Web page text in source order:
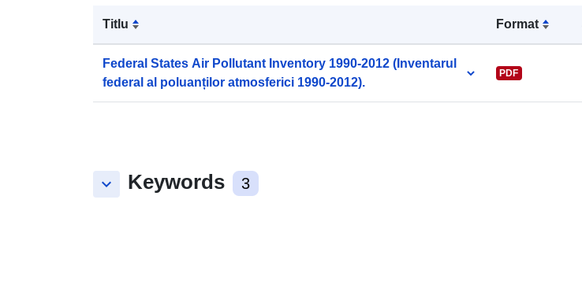
Titlu Format
Federal States Air Pollutant Inventory 1990-2012 (Inventarul
federal al poluanților atmosferici 1990-2012).
PDF
keyboard_arrow_down Keywords 3